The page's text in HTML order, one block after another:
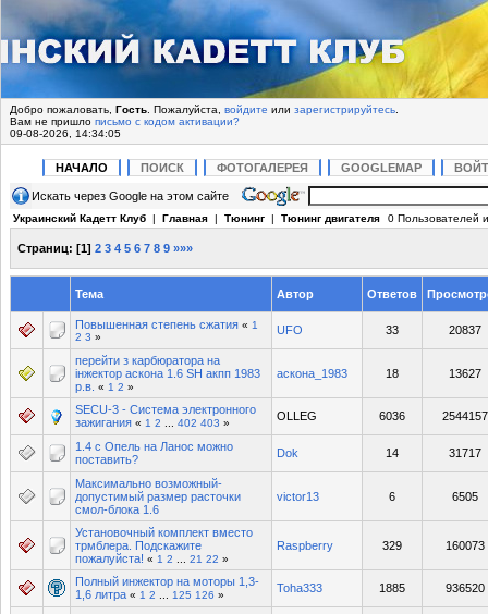
Добро пожаловать, Гость . Пожалуйста, войдите или зарегистрируйтесь
Вам не пришло письмо с кодом активации?
09-08-2026, 14:34:05
НАЧАЛО ПОИСК ФОТОГАЛЕРЕЯ GOOGLEMAP
Искать через Google на этом сайте
Украинский Кадетт Клуб | Главная | Тюнинг | Тюнинг двигателя 0 Пользователей
Страниц: [1] 2 3 4 5 6 7 8 9 »»»
Тема Автор Ответов
Повышенная степень сжатия « 1
2 3 »
UFO 33 20837
перейти з карбюратора на
інжектор аскона 1.6 SH акпп 1983
р.в. « 1 2 »
аскона_1983 18 13627
SECU-3 - Система электронного
зажигания « 1 2 402 403 »
OLLEG 6036 2544157
1.4 с Опель на Ланос можно
поставить?
Dok 14 31717
Максимально возможный-
допустимый размер расточки
смол-блока 1.6
victor13 6 6505
Установочный комплект вместо
трмблера. Подскажите
пожалуйста! « 1 2 21 22 »
Raspberry 329 160073
Полный инжектор на моторы 1,3-
1,6 литра « 1 2 125 126 »
Toha333 1885 936520